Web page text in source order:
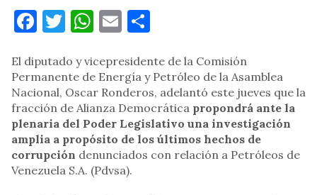
Facebook
Twitter
WhatsApp
Email
El diputado y vicepresidente de la Comisión
Permanente de Energía y Petróleo de la Asamblea
Nacional, Oscar Ronderos, adelantó este jueves que la
fracción de Alianza Democrática propondrá ante la
plenaria del Poder Legislativo una investigación
amplia a propósito de los últimos hechos de
corrupción denunciados con relación a Petróleos de
Venezuela S.A. (Pdvsa).